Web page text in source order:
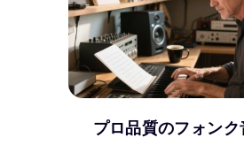
プロ品質のフォン